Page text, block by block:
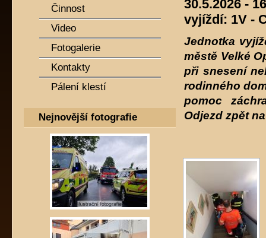
30.5.2026 -
vyjíždí: 1V -
Jednotka
městě Velké
při snesení
rodinného
pomoc
Odjezd zpět
Činnost
Video
Fotogalerie
Kontakty
Pálení klestí
Nejnovější fotografie